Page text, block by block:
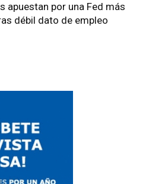
apuestan por una Fed más
débil dato de empleo